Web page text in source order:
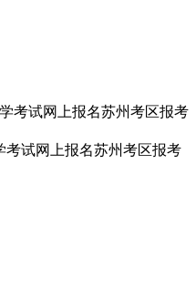
考试网上报名苏州考区报考
考试网上报名苏州考区报考